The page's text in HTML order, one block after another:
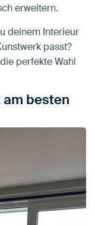
erweitern.
deinem Interieur
passt?
perfekte Wahl
besten